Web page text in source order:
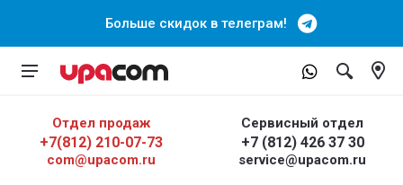
Больше скидок в телеграм!
Отдел продаж
+7(812) 210-07-73
com@upacom.ru
Сервисный отдел
+7 (812) 426 37 30
service@upacom.ru